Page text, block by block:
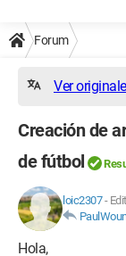
Forum
Ver
Creación de
de fútbol
loic2307-
Hola,